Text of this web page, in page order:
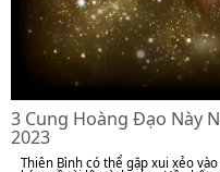
3 Cung Hoàng Đạo Này
2023
Thiên Bình có thể gặp xui xẻo